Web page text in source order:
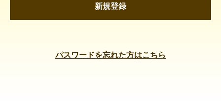
新規登録
パスワードを忘れた方はこちら